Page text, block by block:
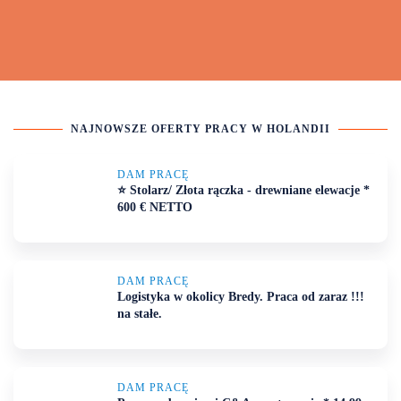
NAJNOWSZE OFERTY PRACY W HOLANDII
DAM PRACĘ
⭐ Stolarz/ Złota rączka - drewniane elewacje *
600 € NETTO
DAM PRACĘ
Logistyka w okolicy Bredy. Praca od zaraz !!!
na stałe.
DAM PRACĘ